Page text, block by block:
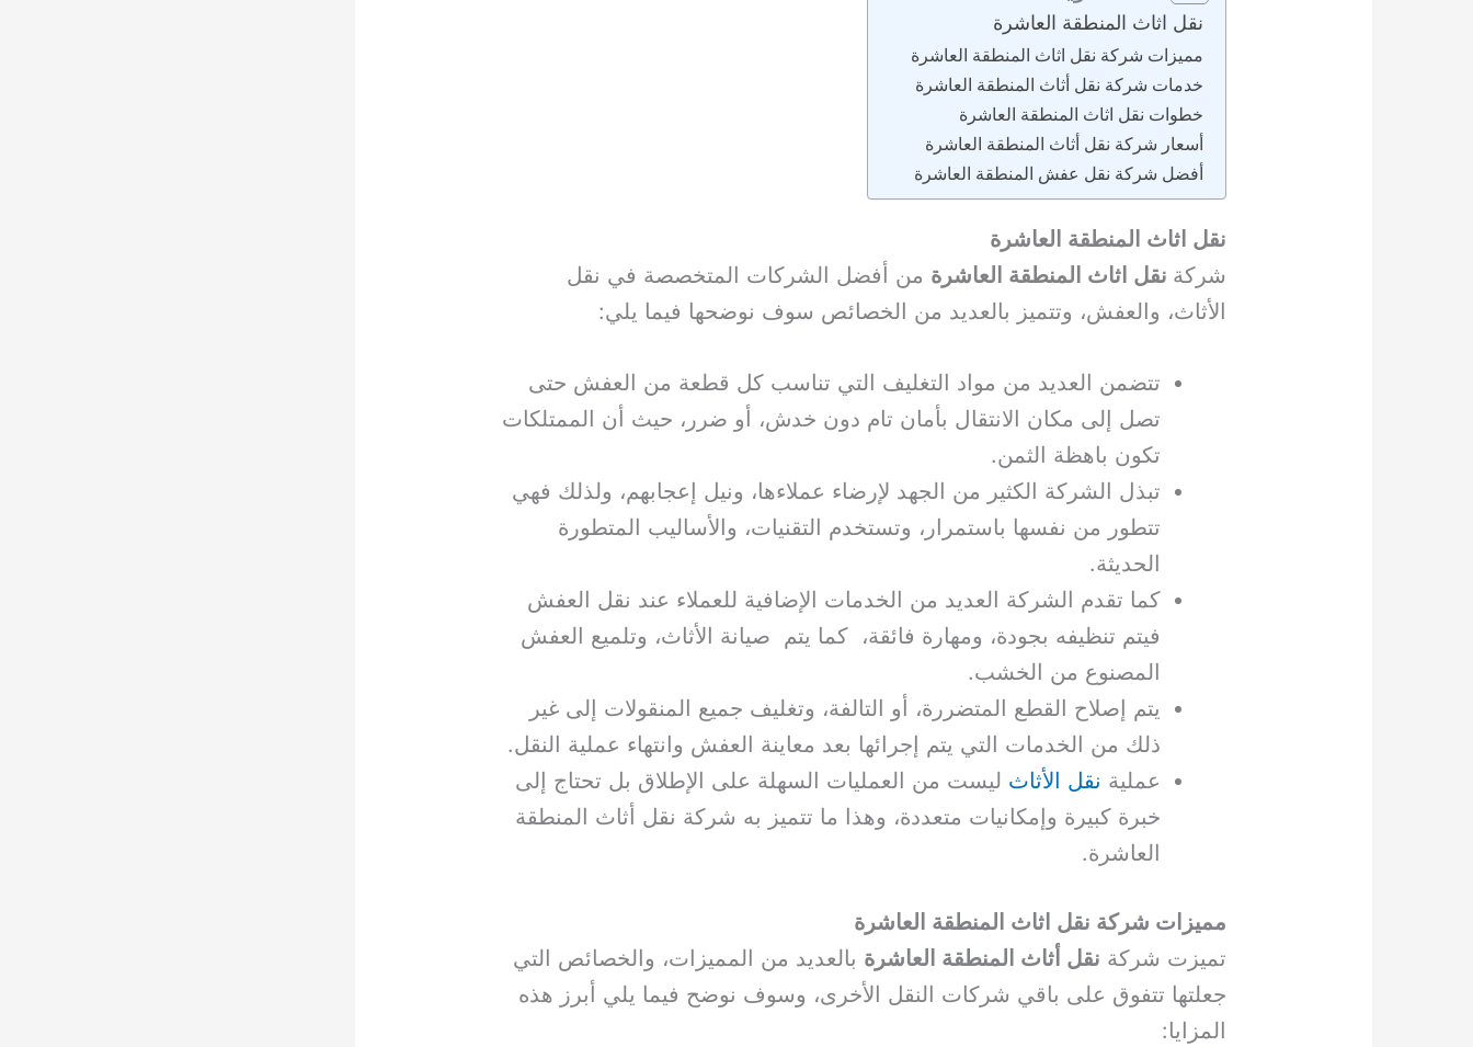
نقل اثاث المنطقة العاشرة
مميزات شركة نقل اثاث المنطقة العاشرة
خدمات شركة نقل أثاث المنطقة العاشرة
خطوات نقل اثاث المنطقة العاشرة
أسعار شركة نقل أثاث المنطقة العاشرة
أفضل شركة نقل عفش المنطقة العاشرة
نقل اثاث المنطقة العاشرة
شركة نقل اثاث المنطقة العاشرة من أفضل الشركات المتخصصة في نقل
الأثاث، والعفش، وتتميز بالعديد من الخصائص سوف نوضحها فيما يلي:
تتضمن العديد من مواد التغليف التي تناسب كل قطعة من العفش حتى
تصل إلى مكان الانتقال بأمان تام دون خدش، أو ضرر، حيث أن الممتلكات
تكون باهظة الثمن.
تبذل الشركة الكثير من الجهد لإرضاء عملاءها، ونيل إعجابهم، ولذلك فهي
تتطور من نفسها باستمرار، وتستخدم التقنيات، والأساليب المتطورة
الحديثة.
كما تقدم الشركة العديد من الخدمات الإضافية للعملاء عند نقل العفش
فيتم تنظيفه بجودة، ومهارة فائقة، كما يتم صيانة الأثاث، وتلميع العفش
المصنوع من الخشب.
يتم إصلاح القطع المتضررة، أو التالفة، وتغليف جميع المنقولات إلى غير
ذلك من الخدمات التي يتم إجرائها بعد معاينة العفش وانتهاء عملية النقل.
عملية نقل الأثاث ليست من العمليات السهلة على الإطلاق بل تحتاج إلى
خبرة كبيرة وإمكانيات متعددة، وهذا ما تتميز به شركة نقل أثاث المنطقة
العاشرة.
مميزات شركة نقل اثاث المنطقة العاشرة
تميزت شركة نقل أثاث المنطقة العاشرة بالعديد من المميزات، والخصائص التي
جعلتها تتفوق على باقي شركات النقل الأخرى، وسوف نوضح فيما يلي أبرز هذه
المزايا: